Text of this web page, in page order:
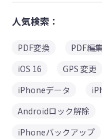
人気検索：
PDF変換 PDF編集
iOS 16
GPS 変更
iPhoneデータ
Androidロック解除
iPhoneバックアップ